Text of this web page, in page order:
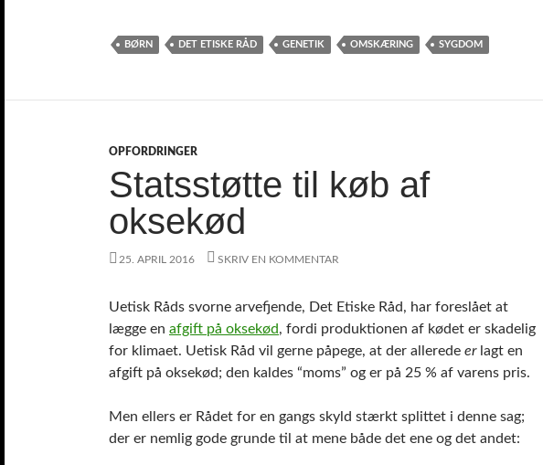
BØRN DET ETISKE RÅD GENETIK OMSKÆRING SYGDOM
OPFORDRINGER
Statsstøtte til køb af
oksekød
25. APRIL 2016 SKRIV EN KOMMENTAR
Uetisk Råds svorne arvefjende, Det Etiske Råd, har foreslået at
lægge en afgift på oksekød, fordi produktionen af kødet er skadelig
for klimaet. Uetisk Råd vil gerne påpege, at der allerede erlagt en
afgift på oksekød; den kaldes “moms” og er på 25 % af varens pris.
Men ellers er Rådet for en gangs skyld stærkt splittet i denne sag;
der er nemlig gode grunde til at mene både det ene og det andet: